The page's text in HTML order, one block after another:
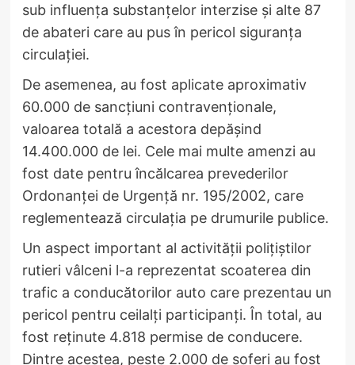
sub influența substanțelor interzise și alte 87
de abateri care au pus în pericol siguranța
circulației.
De asemenea, au fost aplicate aproximativ
60.000 de sancțiuni contravenționale,
valoarea totală a acestora depășind
14.400.000 de lei. Cele mai multe amenzi au
fost date pentru încălcarea prevederilor
Ordonanței de Urgență nr. 195/2002, care
reglementează circulația pe drumurile publice.
Un aspect important al activității polițiștilor
rutieri vâlceni l-a reprezentat scoaterea din
trafic a conducătorilor auto care prezentau un
pericol pentru ceilalți participanți. În total, au
fost reținute 4.818 permise de conducere.
Dintre acestea, peste 2.000 de șoferi au fost